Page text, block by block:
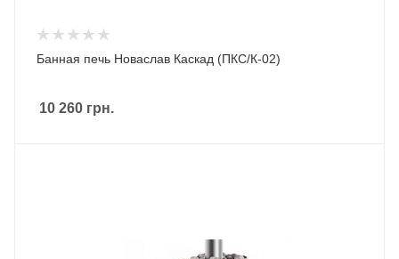
Банная печь Новаслав Каскад (ПКС/К-02)
10 260 грн.